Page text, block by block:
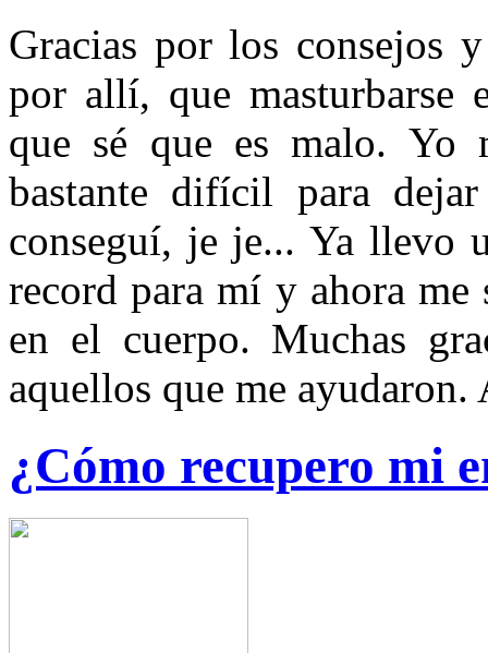
Gracias por los consejos
por allí, que masturbarse
que sé que es malo. Yo
bastante difícil para
conseguí, je je... Ya llevo
record para mí y ahora
en el cuerpo. Muchas
aquellos que me
¿Cómo recupero mi